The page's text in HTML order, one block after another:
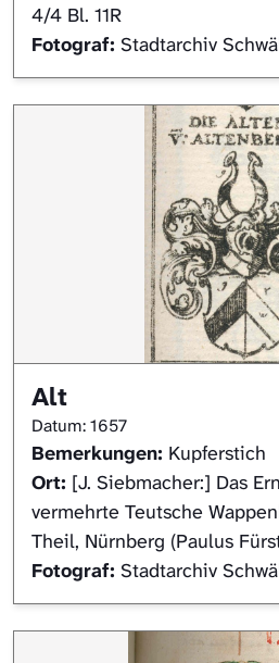
4/4 Bl. 11R
Fotograf: Stadtarchiv
Alt
Datum: 1657
Bemerkungen: Kupferstich
Ort: [J. Siebmacher:] Das
vermehrte Teutsche
Theil, Nürnberg (Paulus
Fotograf: Stadtarchiv